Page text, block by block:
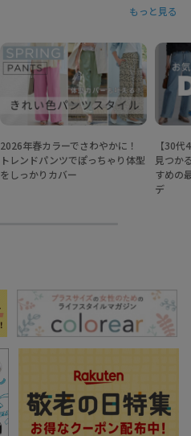
もっと見る
2026年春カラーでさわやかに！
トレンドパンツでぽっちゃり体型
をしっかりカバー
【30
見つか
すめの
デ